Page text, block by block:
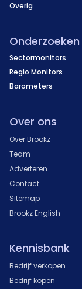
Overig
Onderzoeken
Sectormonitors
Regio Monitors
Barometers
Over ons
Over Brookz
Team
Adverteren
Contact
Sitemap
Brookz English
Kennisbank
Bedrijf verkopen
Bedrijf kopen